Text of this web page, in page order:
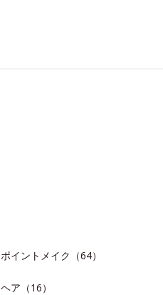
ポイントメイク（64）
ヘア（16）